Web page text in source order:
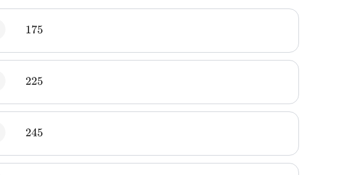
175
225
245